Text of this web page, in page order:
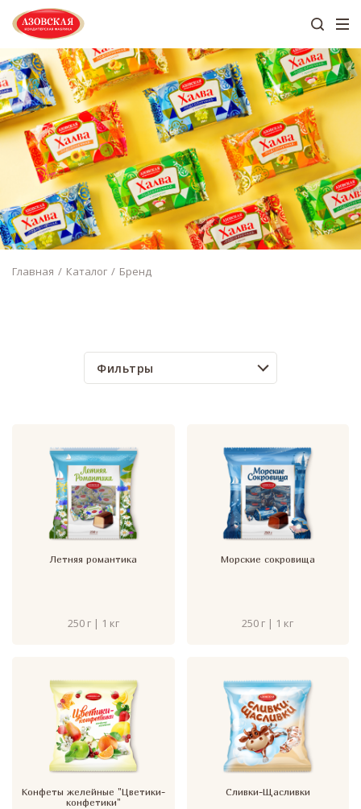
Главная Каталог Бренд
Фильтры
Летняя романтика
250 г | 1 кг
Морские сокровища
250 г | 1 кг
Конфеты желейные "Цветики-
конфетики"
Сливки-Щасливки